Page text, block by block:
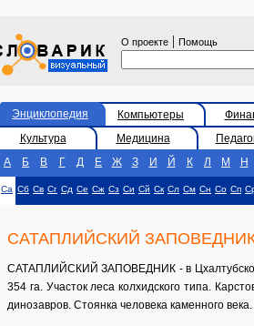
О проекте | Помощь
Энциклопедия Компьютеры
Культура
Медицина
А
Б В Г Д Е Ж З И Й К Л М Н
Са Сб Св Сг Сд Се Сж Сз Си Сй Ск Сл См Сн Со Сп
САТАПЛИЙСКИЙ
САТАПЛИЙСКИЙ ЗАПОВЕДНИК - в
354 га. Участок леса колхидского типа.
динозавров. Стоянка человека каменного века.